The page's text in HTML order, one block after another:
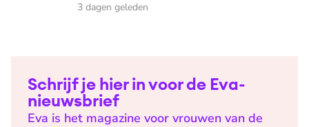
3 dagen geleden
Schrijf je hier in voor de Eva-
nieuwsbrief
Eva is het magazine voor vrouwen van de